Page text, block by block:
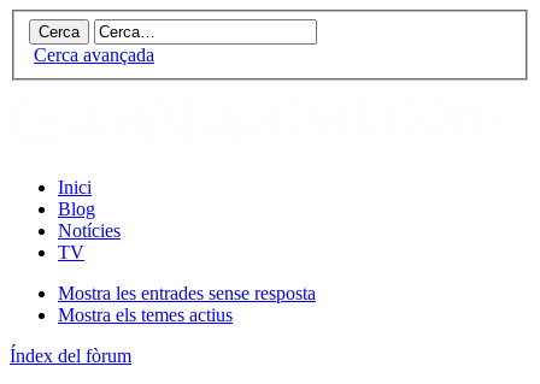
Cerca avançada
Inici
Blog
Notícies
TV
Mostra les entrades sense resposta
Mostra els temes actius
Índex del fòrum